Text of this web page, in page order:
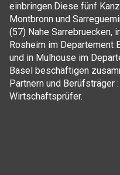
einbringen.Diese fünf
Montbronn und
(57) Nahe Sarrebruecken,
Rosheim im Departement
und in Mulhouse im
Basel beschäftigen
Partnern und Berüfsträger
Wirtschaftsprüfer.